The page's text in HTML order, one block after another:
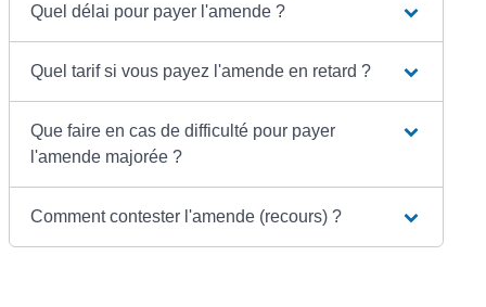
Quel délai pour payer l'amende ?
Quel tarif si vous payez l'amende en retard ?
Que faire en cas de difficulté pour payer
l'amende majorée ?
Comment contester l'amende (recours) ?